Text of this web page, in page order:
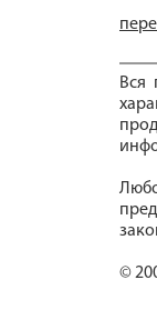
Вся
©